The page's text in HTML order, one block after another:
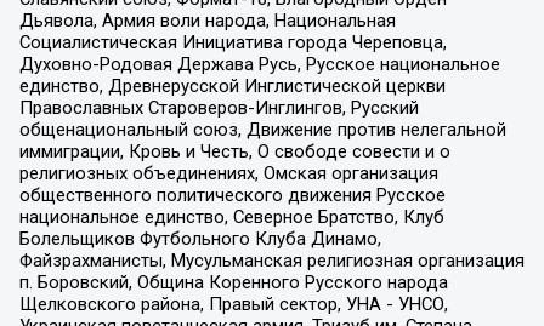
Дьявола, Армия воли народа, Национальная
Социалистическая Инициатива города Череповца,
Духовно-Родовая Держава Русь, Русское национальное
единство, Древнерусской Инглистической церкви
Православных Староверов-Инглингов, Русский
общенациональный союз, Движение против нелегальной
иммиграции, Кровь и Честь, О свободе совести и о
религиозных объединениях, Омская организация
общественного политического движения Русское
национальное единство, Северное Братство, Клуб
Болельщиков Футбольного Клуба Динамо,
Файзрахманисты, Мусульманская религиозная организация
п. Боровский, Община Коренного Русского народа
Щелковского района, Правый сектор, УНА - УНСО,